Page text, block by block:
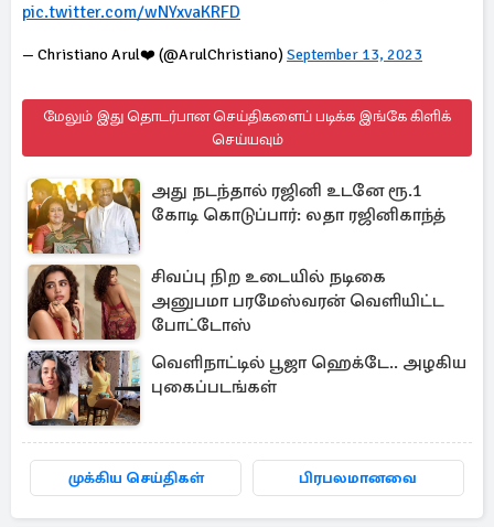
pic.twitter.com/wNYxvaKRFD
— Christiano Arul❤️ (@ArulChristiano) September 13, 2023
மேலும் இது தொடர்பான செய்திகளைப் படிக்க இங்கே கிளிக்
செய்யவும்
அது நடந்தால் ரஜினி உடனே ரூ.1
கோடி கொடுப்பார்: லதா ரஜினிகாந்த்
சிவப்பு நிற உடையில் நடிகை
அனுபமா பரமேஸ்வரன் வெளியிட்ட
போட்டோஸ்
வெளிநாட்டில் பூஜா ஹெக்டே.. அழகிய
புகைப்படங்கள்
முக்கிய செய்திகள் பிரபலமானவை